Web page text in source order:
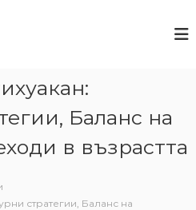
Баланс на
в възрастта
стратегии, Баланс на